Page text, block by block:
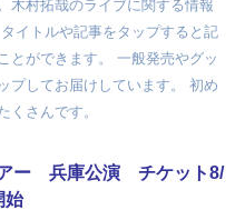
木村拓哉のライブに関する情報
イトルや記事をタップすると記
とができます。 一般発売やグッ
プしてお届けしています。 初め
くさんです。
ー 兵庫公演 チケット8/
始